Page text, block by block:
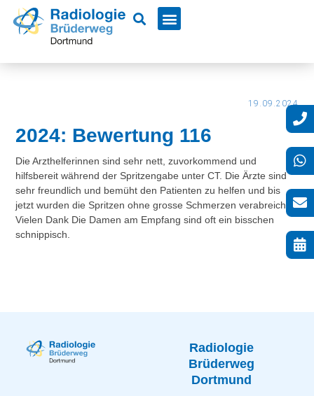
19.09.2024
2024: Bewertung 116
Die Arzthelferinnen sind sehr nett, zuvorkommend und
hilfsbereit während der Spritzengabe unter CT. Die Ärzte sind
sehr freundlich und bemüht den Patienten zu helfen und bis
jetzt wurden die Spritzen ohne grosse Schmerzen verabreicht.
Vielen Dank Die Damen am Empfang sind oft ein bisschen
schnippisch.
Radiologie
Brüderweg
Dortmund